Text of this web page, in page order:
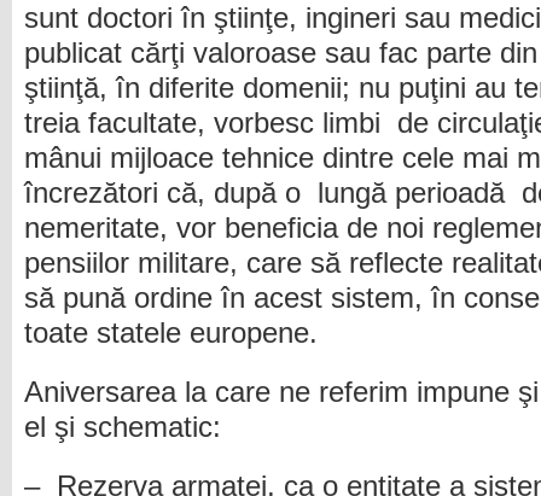
sunt doctori în ştiinţe, ingineri sau
publicat cărţi valoroase sau fac parte
ştiinţă, în diferite domenii; nu puţini au
treia facultate, vorbesc limbi de
mânui mijloace tehnice dintre cele mai
încrezători că, după o lungă perioadă
nemeritate, vor beneficia de noi
pensiilor militare, care să reflecte
să pună ordine în acest sistem, în
toate statele europene.
Aniversarea la care ne referim impune
el şi schematic:
– Rezerva armatei, ca o entitate a